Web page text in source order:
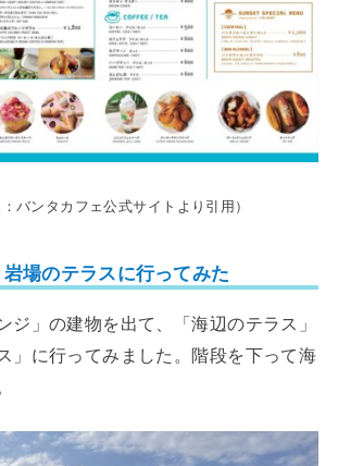
バンタカフェ公式サイトより引用）
場のテラスに行ってみた
ジ」の建物を出て、「海辺のテラス」
」に行ってみました。階段を下って海